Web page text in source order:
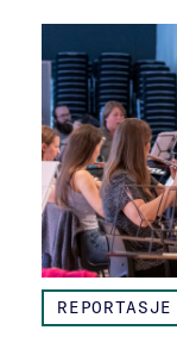
REPORTASJE